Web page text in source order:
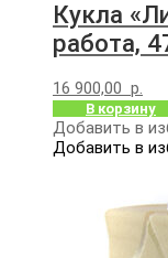
Кукла
работа,
16 900,00 р.
В корзину
Добавить в
Добавить в